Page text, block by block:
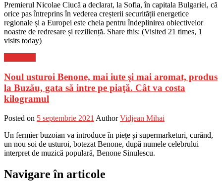
Premierul Nicolae Ciucă a declarat, la Sofia, în capitala Bulgariei, că
orice pas întreprins în vederea creșterii securității energetice
regionale și a Europei este cheia pentru îndeplinirea obiectivelor
noastre de redresare și reziliență. Share this: (Visited 21 times, 1
visits today)
Noul usturoi Benone, mai iute şi mai aromat, produs
la Buzău, gata să intre pe piaţă. Cât va costa
kilogramul
Posted on 5 septembrie 2021 Author Vidjean Mihai
Un fermier buzoian va introduce în piețe și supermarketuri, curând,
un nou soi de usturoi, botezat Benone, după numele celebrului
interpret de muzică populară, Benone Sinulescu.
Navigare în articole